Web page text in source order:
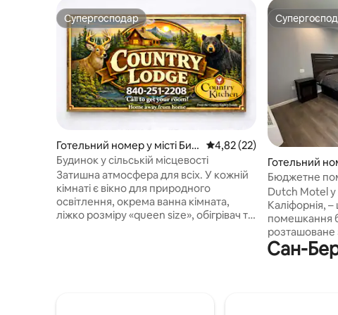
Супергосподар
Супергосподар
Готельний номер у місті Биг
Бер Лејк
Середня оцінка: 4,82 з 5,
4,82 (22)
Будинок у сільській місцевості
Затишна атмосфера для всіх. У кожній
кімнаті є вікно для природного
освітлення, окрема ванна кімната,
ліжко розміру «queen size», обігрівач та
Готельний
a Linda
Бюджетне
Лома-Лінда
Dutch Motel у
Каліфорнія,
помешкання
розташоване
Redlands
автостради
Сан-